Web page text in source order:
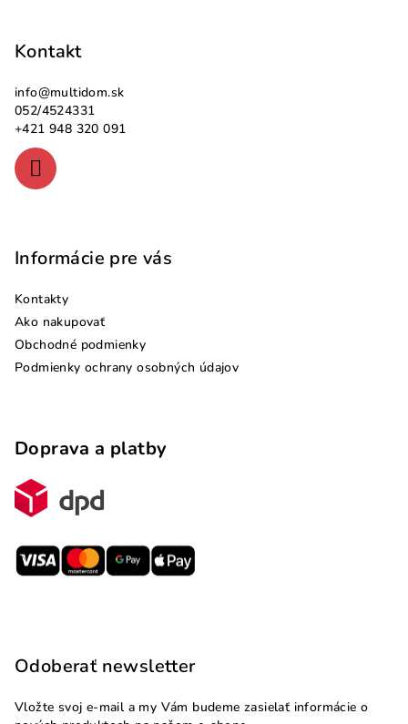
Kontakt
info@multidom.sk
052/4524331
+421 948 320 091
Informácie pre vás
Kontakty
Ako nakupovať
Obchodné podmienky
Podmienky ochrany osobných údajov
Doprava a platby
Odoberať newsletter
Vložte svoj e-mail a my Vám budeme zasielať informácie o